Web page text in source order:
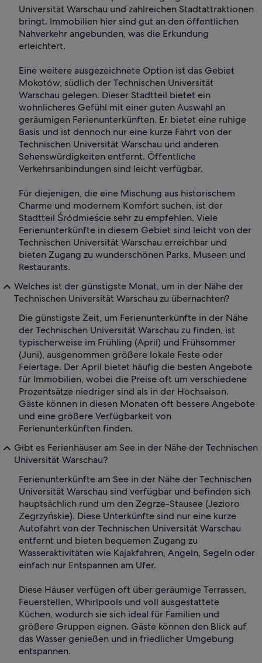
Universität Warschau und zahlreichen Stadtattraktionen
bringt. Immobilien hier sind gut an den öffentlichen
Nahverkehr angebunden, was die Erkundung
erleichtert.
Eine weitere ausgezeichnete Option ist das Gebiet
Mokotów, südlich der Technischen Universität
Warschau gelegen. Dieser Stadtteil bietet ein
wohnlicheres Gefühl mit einer guten Auswahl an
geräumigen Ferienunterkünften. Er bietet eine ruhige
Basis und ist dennoch nur eine kurze Fahrt von der
Technischen Universität Warschau und anderen
Sehenswürdigkeiten entfernt. Öffentliche
Verkehrsanbindungen sind leicht verfügbar.
Für diejenigen, die eine Mischung aus historischem
Charme und modernem Komfort suchen, ist der
Stadtteil Śródmieście sehr zu empfehlen. Viele
Ferienunterkünfte in diesem Gebiet sind leicht von der
Technischen Universität Warschau erreichbar und
bieten Zugang zu wunderschönen Parks, Museen und
Restaurants.
Welches ist der günstigste Monat, um in der Nähe der
Technischen Universität Warschau zu übernachten?
Die günstigste Zeit, um Ferienunterkünfte in der Nähe
der Technischen Universität Warschau zu finden, ist
typischerweise im Frühling (April) und Frühsommer
(Juni), ausgenommen größere lokale Feste oder
Feiertage. Der April bietet häufig die besten Angebote
für Immobilien, wobei die Preise oft um verschiedene
Prozentsätze niedriger sind als in der Hochsaison.
Gäste können in diesen Monaten oft bessere Angebote
und eine größere Verfügbarkeit von
Ferienunterkünften finden.
Gibt es Ferienhäuser am See in der Nähe der Technischen
Universität Warschau?
Ferienunterkünfte am See in der Nähe der Technischen
Universität Warschau sind verfügbar und befinden sich
hauptsächlich rund um den Zegrze-Stausee (Jezioro
Zegrzyńskie). Diese Unterkünfte sind nur eine kurze
Autofahrt von der Technischen Universität Warschau
entfernt und bieten bequemen Zugang zu
Wasseraktivitäten wie Kajakfahren, Angeln, Segeln oder
einfach nur Entspannen am Ufer.
Diese Häuser verfügen oft über geräumige Terrassen,
Feuerstellen, Whirlpools und voll ausgestattete
Küchen, wodurch sie sich ideal für Familien und
größere Gruppen eignen. Gäste können den Blick auf
das Wasser genießen und in friedlicher Umgebung
entspannen.